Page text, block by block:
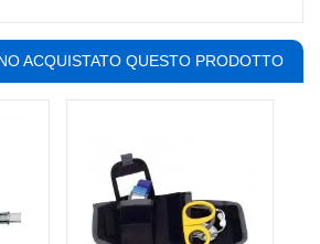
ACQUISTATO QUESTO PRODOTTO